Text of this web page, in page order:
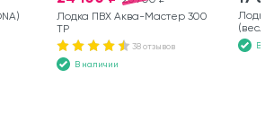
Лодка ПВХ Аква-Мастер 300
ТР
38 отзывов
В наличии
В